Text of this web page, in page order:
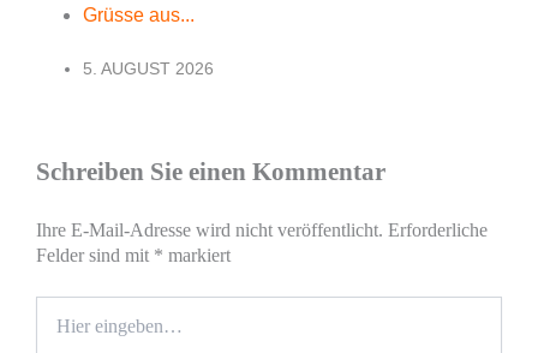
Grüsse aus...
5. AUGUST 2026
Schreiben Sie einen Kommentar
Ihre E-Mail-Adresse wird nicht veröffentlicht. Erforderliche
Felder sind mit * markiert
eingeben…